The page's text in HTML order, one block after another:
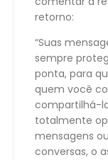
retorno:
“Suas
sempre
ponta, para
quem você
compartilhá-
totalmente
mensagens
conversas, o